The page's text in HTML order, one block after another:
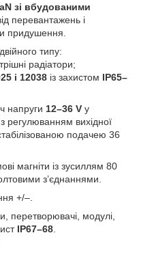
зі вбудованими
перевантажень і
придушення.
типу:
радіатори;
і 12038 із захистом IP65–
напруги 12–36 V у
регулюванням вихідної
подачею 36
магніти із зусиллям 80
з’єднаннями.
+/–.
перетворювачі, модулі,
IP67–68